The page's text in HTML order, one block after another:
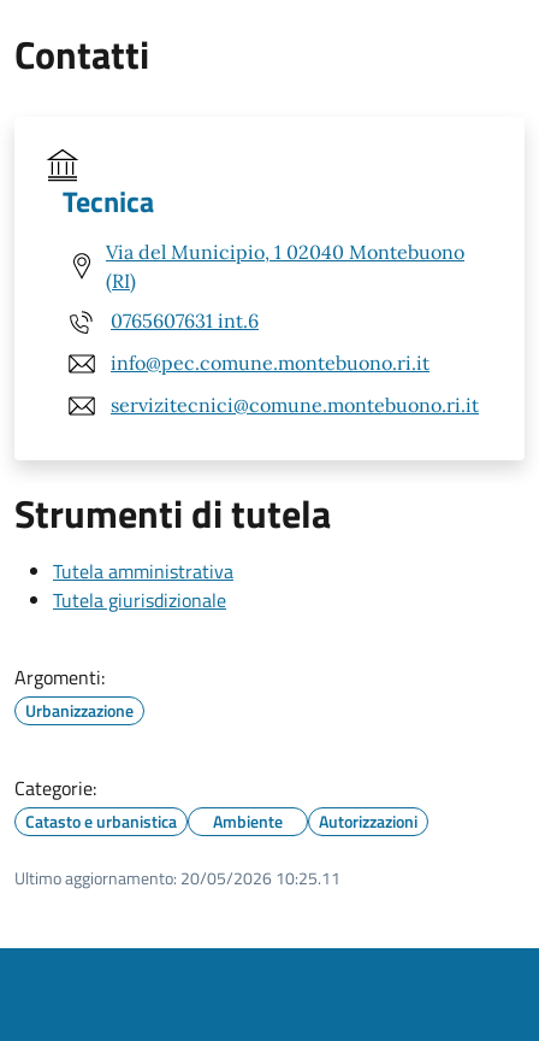
Contatti
Tecnica
Via del Municipio, 1 02040 Montebuono
(RI)
0765607631 int.6
info@pec.comune.montebuono.ri.it
servizitecnici@comune.montebuono.ri.it
Strumenti di tutela
Tutela amministrativa
Tutela giurisdizionale
Argomenti:
Urbanizzazione
Categorie:
Catasto e urbanistica Ambiente Autorizzazioni
Ultimo aggiornamento: 20/05/2026 10:25.11